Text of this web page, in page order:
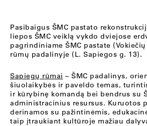
Pasibaigus ŠMC pastato
liepos ŠMC veiklą vykdo dviejose
pagrindiniame ŠMC pastate
rūmų padalinyje (L. Sapiegos g. 13).
Sapiegų rūmai – ŠMC padalinys,
šiuolaikybės ir paveldo temas,
ir kūrybinę komandą bei bendrus su
administracinius resursus. Kuruotos
derinamos su pažintinėmis,
taip įtraukiant kultūroje mažiau